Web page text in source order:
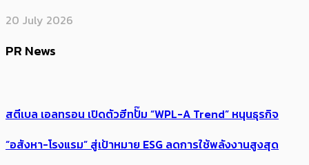
20 July 2026
PR News
สตีเบล เอลทรอน เปิดตัวฮีทปั๊ม “WPL-A Trend” หนุนธุรกิจ
“อสังหา-โรงแรม” สู่เป้าหมาย ESG ลดการใช้พลังงานสูงสุด